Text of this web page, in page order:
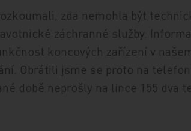
zda nemohla být
záchranné služby.
koncových zařízení v
Obrátili jsme se proto na
době neprošly na lince 155 dva